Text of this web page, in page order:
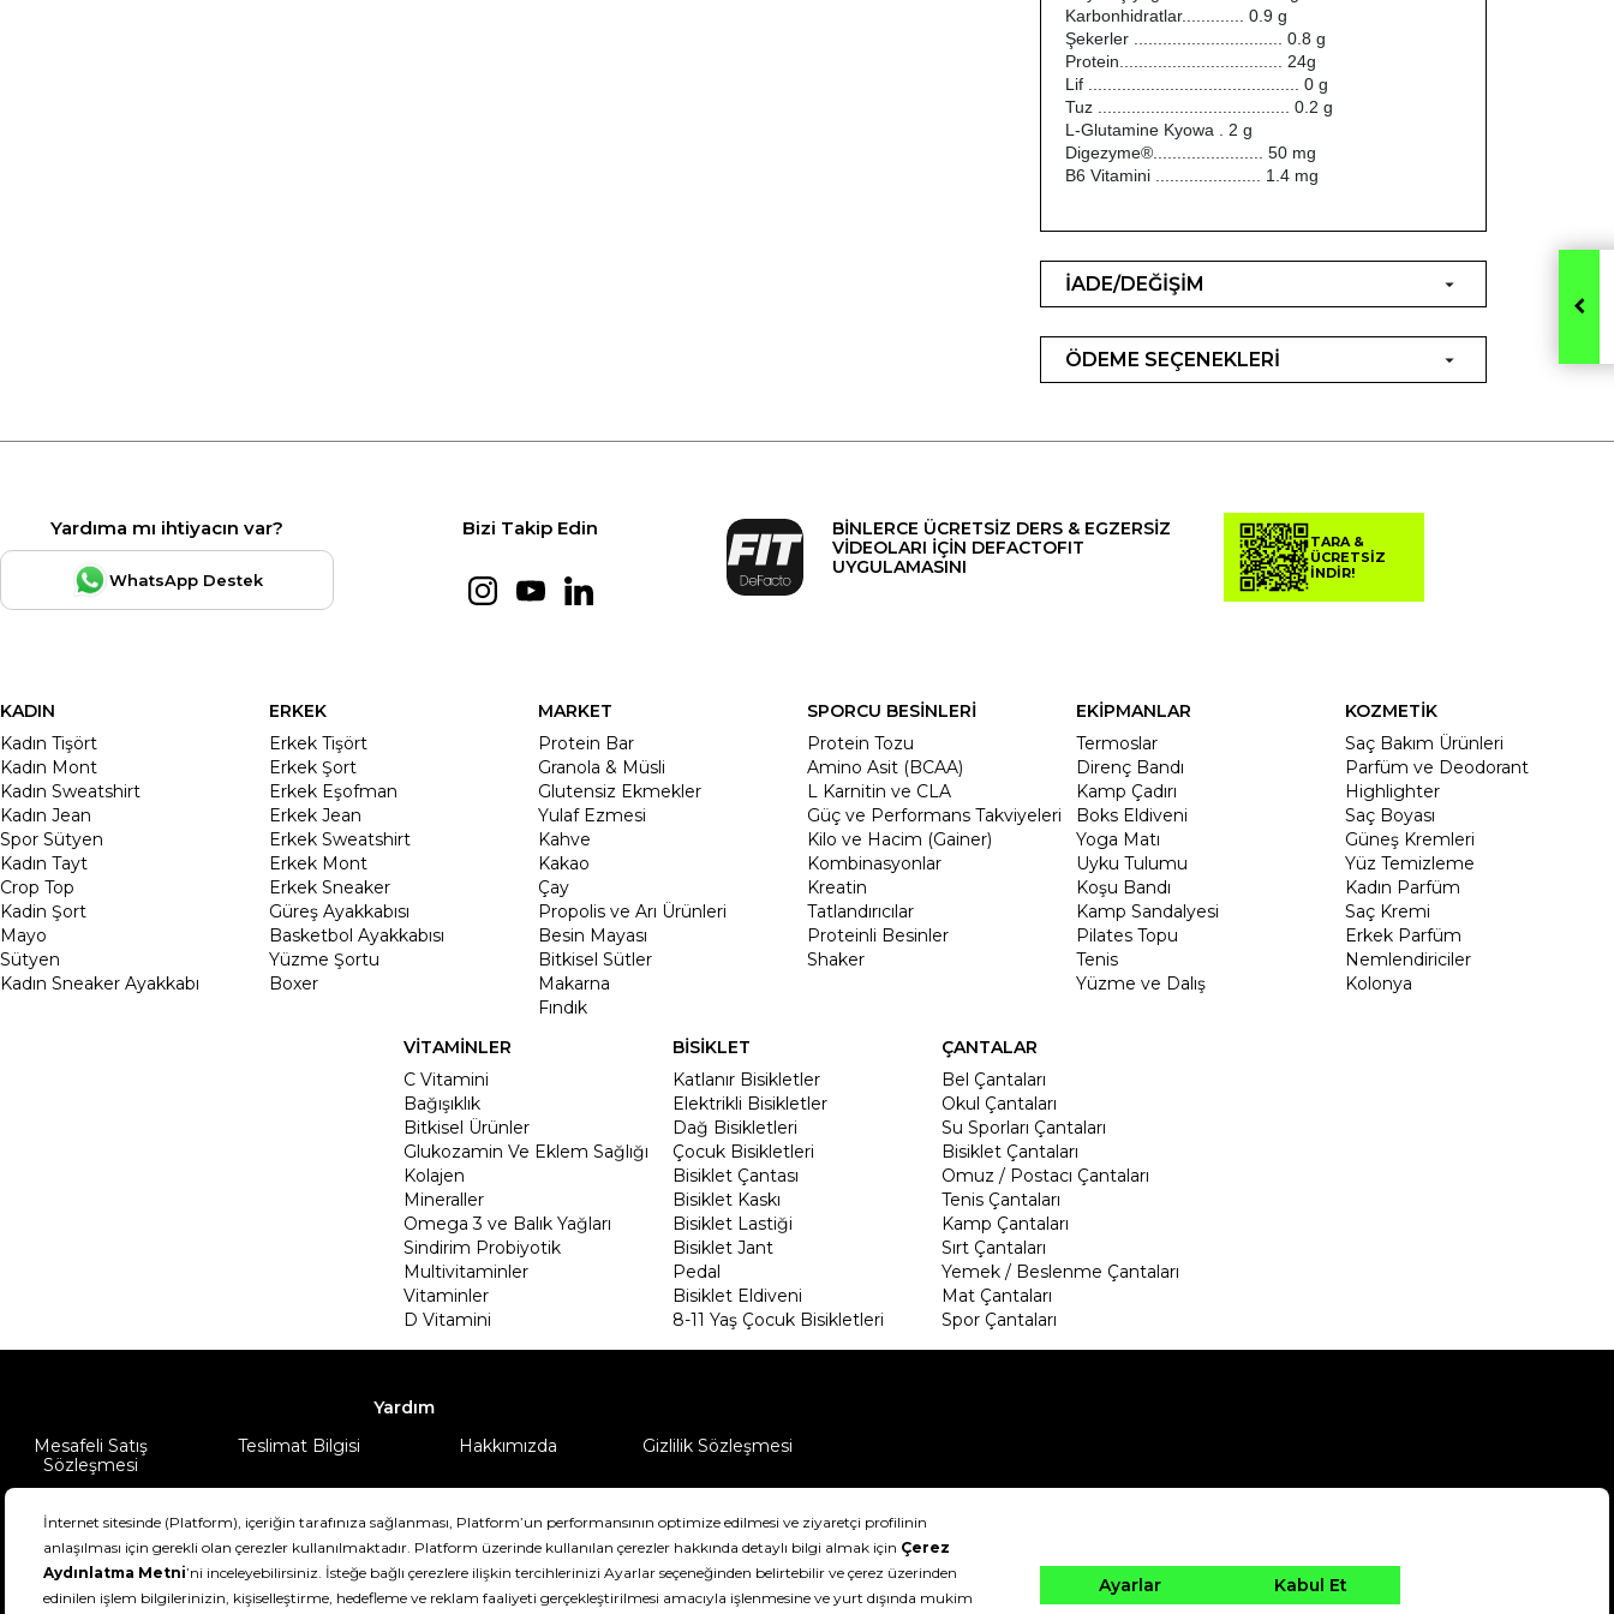
Karbonhidratlar............. 0.9 g
Şekerler ............................... 0.8 g
Protein.................................. 24g
Lif ............................................ 0 g
Tuz ........................................ 0.2 g
L-Glutamine Kyowa . 2 g
Digezyme®....................... 50 mg
B6 Vitamini ...................... 1.4 mg
İADE/DEĞİŞİM
ÖDEME SEÇENEKLERİ
Yardıma mı ihtiyacın var?
WhatsApp Destek
Bizi Takip Edin
BİNLERCE ÜCRETSİZ DERS & EGZERSİZ
VİDEOLARI İÇİN DEFACTOFIT
UYGULAMASINI
TARA &
ÜCRETSİZ
İNDİR!
KADIN
Kadın Tişört
Kadın Mont
Kadın Sweatshirt
Kadın Jean
Spor Sütyen
Kadın Tayt
Crop Top
Kadin Şort
Mayo
Sütyen
Kadın Sneaker Ayakkabı
ERKEK
Erkek Tişört
Erkek Şort
Erkek Eşofman
Erkek Jean
Erkek Sweatshirt
Erkek Mont
Erkek Sneaker
Güreş Ayakkabısı
Basketbol Ayakkabısı
Yüzme Şortu
Boxer
MARKET
Protein Bar
Granola & Müsli
Glutensiz Ekmekler
Yulaf Ezmesi
Kahve
Kakao
Çay
Propolis ve Arı Ürünleri
Besin Mayası
Bitkisel Sütler
Makarna
Fındık
SPORCU BESİNLERİ
Protein Tozu
Amino Asit (BCAA)
L Karnitin ve CLA
Güç ve Performans Takviyeleri
Kilo ve Hacim (Gainer)
Kombinasyonlar
Kreatin
Tatlandırıcılar
Proteinli Besinler
Shaker
EKİPMANLAR
Termoslar
Direnç Bandı
Kamp Çadırı
Boks Eldiveni
Yoga Matı
Uyku Tulumu
Koşu Bandı
Kamp Sandalyesi
Pilates Topu
Tenis
Yüzme ve Dalış
KOZMETİK
Saç Bakım Ürünleri
Parfüm ve Deodorant
Highlighter
Saç Boyası
Güneş Kremleri
Yüz Temizleme
Kadın Parfüm
Saç Kremi
Erkek Parfüm
Nemlendiriciler
Kolonya
VİTAMİNLER
C Vitamini
Bağışıklık
Bitkisel Ürünler
Glukozamin Ve Eklem Sağlığı
Kolajen
Mineraller
Omega 3 ve Balık Yağları
Sindirim Probiyotik
Multivitaminler
Vitaminler
D Vitamini
BİSİKLET
Katlanır Bisikletler
Elektrikli Bisikletler
Dağ Bisikletleri
Çocuk Bisikletleri
Bisiklet Çantası
Bisiklet Kaskı
Bisiklet Lastiği
Bisiklet Jant
Pedal
Bisiklet Eldiveni
8-11 Yaş Çocuk Bisikletleri
ÇANTALAR
Bel Çantaları
Okul Çantaları
Su Sporları Çantaları
Bisiklet Çantaları
Omuz / Postacı Çantaları
Tenis Çantaları
Kamp Çantaları
Sırt Çantaları
Yemek / Beslenme Çantaları
Mat Çantaları
Spor Çantaları
Yardım
Mesafeli Satış
Sözleşmesi
Teslimat Bilgisi Hakkımızda Gizlilik Sözleşmesi